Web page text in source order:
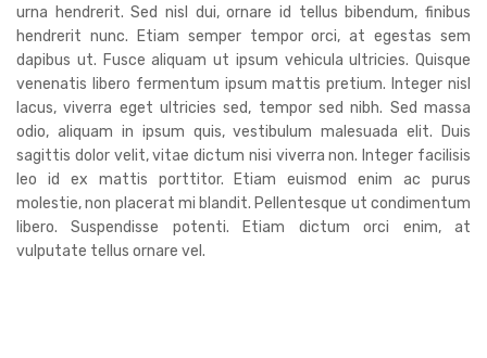
urna hendrerit. Sed nisl dui, ornare id tellus bibendum, finibus
hendrerit nunc. Etiam semper tempor orci, at egestas sem
dapibus ut. Fusce aliquam ut ipsum vehicula ultricies. Quisque
venenatis libero fermentum ipsum mattis pretium. Integer nisl
lacus, viverra eget ultricies sed, tempor sed nibh. Sed massa
odio, aliquam in ipsum quis, vestibulum malesuada elit. Duis
sagittis dolor velit, vitae dictum nisi viverra non. Integer facilisis
leo id ex mattis porttitor. Etiam euismod enim ac purus
molestie, non placerat mi blandit. Pellentesque ut condimentum
libero. Suspendisse potenti. Etiam dictum orci enim, at
vulputate tellus ornare vel.